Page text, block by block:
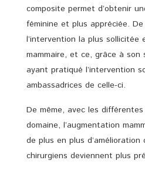
composite permet d’obtenir
féminine et plus appréciée.
l’intervention la plus sollicitée
mammaire, et ce, grâce à son
ayant pratiqué l’intervention
ambassadrices de celle-ci.
De même, avec les
domaine, l’augmentation
de plus en plus
chirurgiens deviennent plus